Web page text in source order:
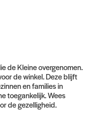
de Kleine overgenomen.
de winkel. Deze blijft
en families in
toegankelijk. Wees
de gezelligheid.